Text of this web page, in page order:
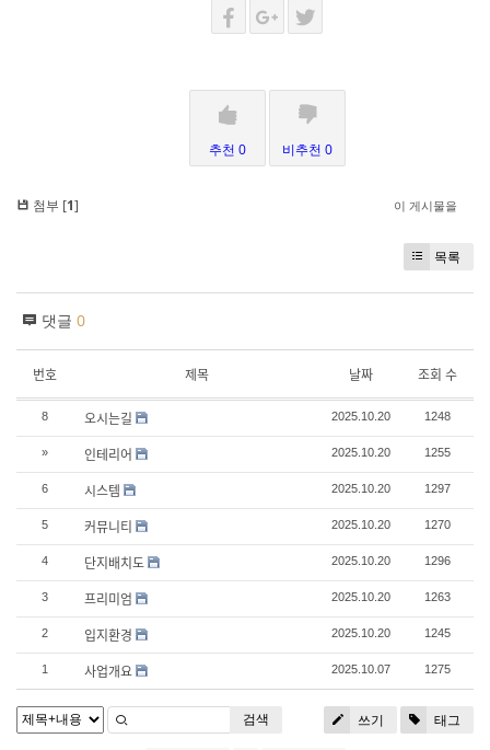
추천 0 비추천 0
첨부 [1] 이 게시물을
목록
댓글 0
번호 제목 날짜 조회 수
8 오시는길 2025.10.20 1248
» 인테리어 2025.10.20 1255
6 시스템 2025.10.20 1297
5 커뮤니티 2025.10.20 1270
4 단지배치도 2025.10.20 1296
3 프리미엄 2025.10.20 1263
2 입지환경 2025.10.20 1245
1 사업개요 2025.10.07 1275
쓰기 태그
검색